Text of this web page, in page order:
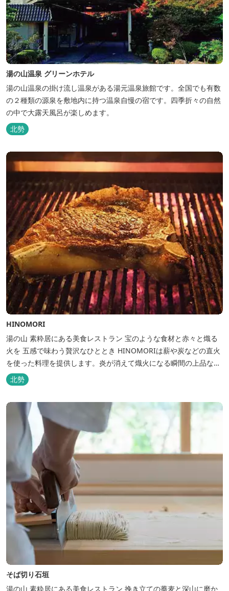
湯の山温泉 グリーンホテル
湯の山温泉の掛け流し温泉がある湯元温泉旅館です。全国でも有数
の２種類の源泉を敷地内に持つ温泉自慢の宿です。四季折々の自然
の中で大露天風呂が楽しめます。
北勢
HINOMORI
湯の山 素粋居にある美食レストラン 宝のような食材と赤々と熾る
火を 五感で味わう贅沢なひととき HINOMORIは薪や炭などの直火
を使った料理を提供します。炎が消えて熾火になる瞬間の上品な香
りを海産物にまとわせたり、熟成させた上質な牛肉を塊でじっくり
とローストしたり。炎が生み出す味わいの繊細さと豪快さをコース
でお楽しみください。料理監修は、フランスで活躍するシェフ・手
島竜司。探...
北勢
そば切り石垣
湯の山 素粋居にある美食レストラン 挽き立ての蕎麦と深山に磨か